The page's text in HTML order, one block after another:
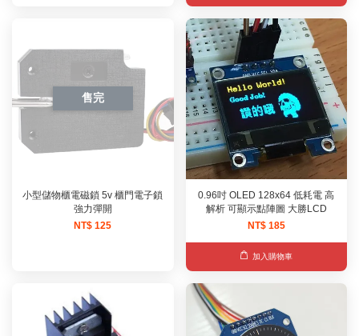
售完
小型儲物櫃電磁鎖 5v 櫃門電子鎖
強力彈開
NT$ 125
0.96吋 OLED 128x64 低耗電 高
解析 可顯示點陣圖 大勝LCD
NT$ 185
加入購物車